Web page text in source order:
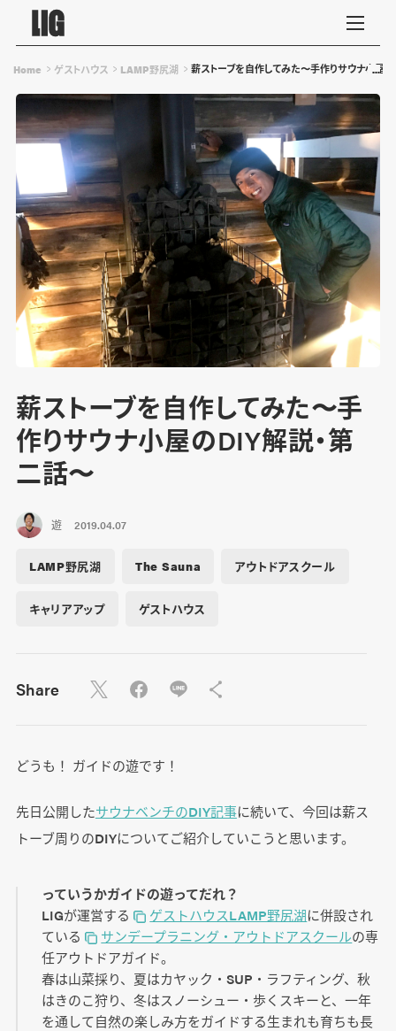
Home ゲストハウス LAMP野尻湖 薪ストーブを自作してみた〜手作りサウナ小屋
薪ストーブを自作してみた〜手
作りサウナ小屋のDIY解説・第
二話〜
遊 2019.04.07
LAMP野尻湖 The Sauna アウトドアスクール
キャリアアップ ゲストハウス
Share
どうも！ ガイドの遊です！
先日公開したサウナベンチのDIY記事に続いて、今回は薪ス
トーブ周りのDIYについてご紹介していこうと思います。
っていうかガイドの遊ってだれ？
LIGが運営する
ゲストハウスLAMP野尻湖に併設され
ている
サンデープラニング・アウトドアスクールの専
任アウトドアガイド。
春は山菜採り、夏はカヤック・SUP・ラフティング、秋
はきのこ狩り、冬はスノーシュー・歩くスキーと、一年
を通して自然の楽しみ方をガイドする生まれも育ちも長